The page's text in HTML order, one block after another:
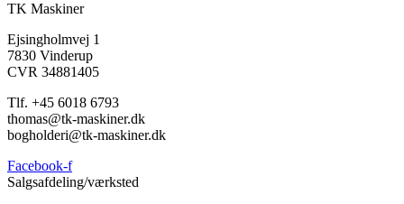
TK Maskiner
Ejsingholmvej 1
7830 Vinderup
CVR 34881405
​Tlf. +45 6018 6793
thomas@tk-maskiner.dk
bogholderi@tk-maskiner.dk
Facebook-f
Salgsafdeling/værksted